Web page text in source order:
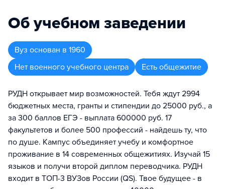
Об учебном заведении
Вуз основан в 1960
Нет военного учебного центра
Есть общежитие
РУДН открывает мир возможностей. Тебя ждут 2994
бюджетных места, гранты и стипендии до 25000 руб., а
за 300 баллов ЕГЭ - выплата 600000 руб. 17
факультетов и более 500 профессий - найдешь ту, что
по душе. Кампус объединяет учебу и комфортное
проживание в 14 современных общежитиях. Изучай 15
языков и получи второй диплом переводчика. РУДН
входит в ТОП-3 ВУЗов России (QS). Твое будущее - в